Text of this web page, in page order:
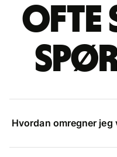
Ofte
Hvordan omregner jeg